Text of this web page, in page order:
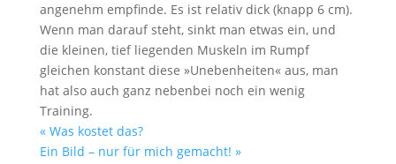
angenehm empfinde. Es ist relativ dick (knapp 6 cm).
Wenn man darauf steht, sinkt man etwas ein, und
die kleinen, tief liegenden Muskeln im Rumpf
gleichen konstant diese »Unebenheiten« aus, man
hat also auch ganz nebenbei noch ein wenig
Training.
« Was kostet das?
Ein Bild – nur für mich gemacht! »